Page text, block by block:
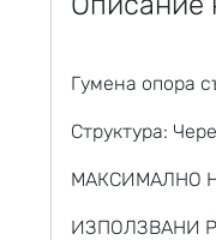
Гумена опора
Структура:
МАКСИМАЛНО
ИЗПОЛЗВАНИ